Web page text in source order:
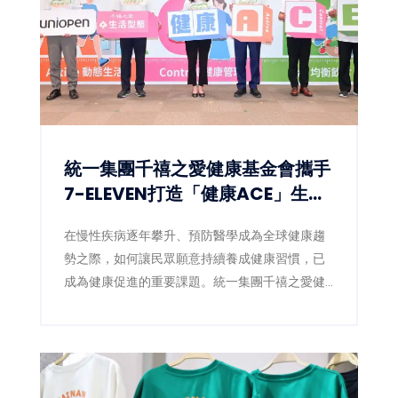
統一集團千禧之愛健康基金會攜手
7-ELEVEN打造「健康ACE」生態
在慢性疾病逐年攀升、預防醫學成為全球健康趨
勢之際，如何讓民眾願意持續養成健康習慣，已
成為健康促進的重要課題。統一集團千禧之愛健
專區，將健走、量血壓、量腰圍、均衡飲食等健
康行動融入日常生活，透過數位積分與獎勵機